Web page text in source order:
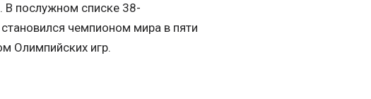
послужном списке 38-
чемпионом мира в пяти
Олимпийских игр.